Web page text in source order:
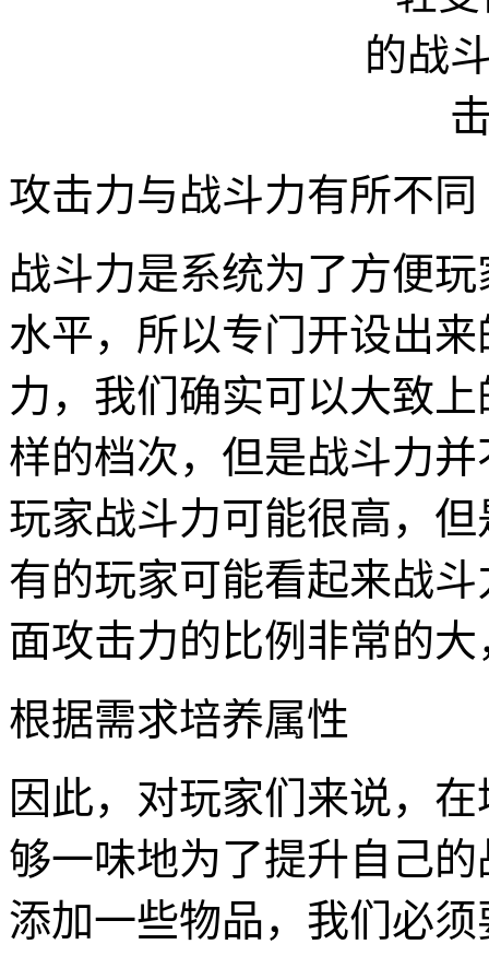
攻击力与战斗力有所不同
战斗力是系统为了方便
水平，所以专门开设出
力，我们确实可以大致
样的档次，但是战斗力
玩家战斗力可能很高，
有的玩家可能看起来战
面攻击力的比例非常的
根据需求培养属性
因此，对玩家们来说，
够一味地为了提升自己
添加一些物品，我们必